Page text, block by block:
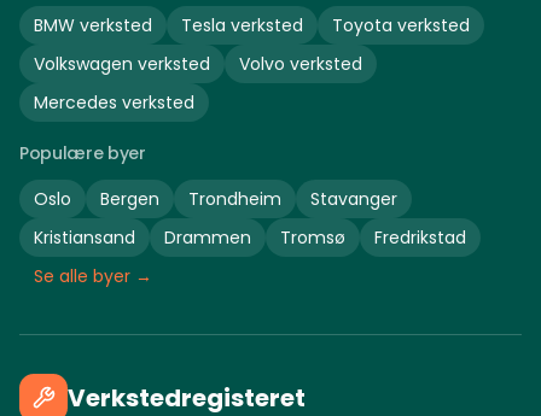
BMW verksted Tesla verksted Toyota verksted
Volkswagen verksted Volvo verksted
Mercedes verksted
Populære byer
Oslo
Bergen Trondheim
Stavanger
Kristiansand
Drammen Tromsø
Fredrikstad
Se alle byer →
Verkstedregisteret